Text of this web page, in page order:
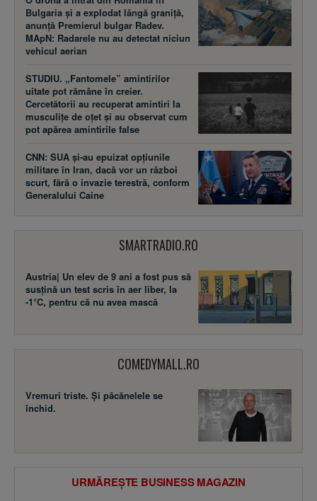
Bulgaria și a explodat lângă graniță,
anunță Premierul bulgar Radev.
MApN: Radarele nu au detectat niciun
vehicul aerian
STUDIU. „Fantomele” amintirilor
uitate pot rămâne în creier.
Cercetătorii au recuperat amintiri la
musculițe de oțet și au observat cum
pot apărea amintirile false
CNN: SUA şi-au epuizat opțiunile
militare în Iran, dacă vor un război
scurt, fără o invazie terestră, conform
Generalului Caine
SMARTRADIO.RO
Austria| Un elev de 9 ani a fost pus să
susţină un test scris în aer liber, la
-1°C, pentru că nu avea mască
COMEDYMALL.RO
Vremuri triste. Şi păcănelele se
închid.
URMĂREȘTE BUSINESS MAGAZIN